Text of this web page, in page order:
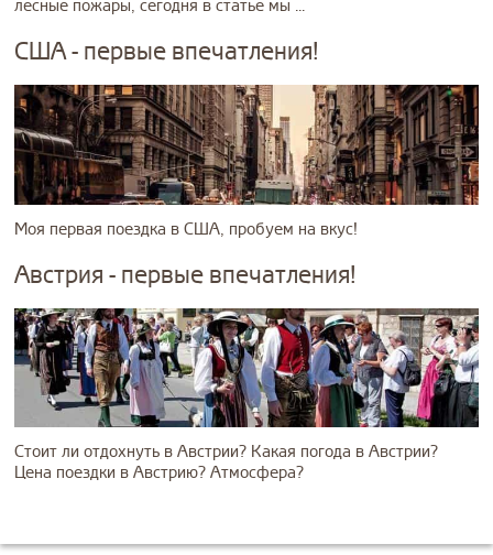
лесные пожары, сегодня в статье мы ...
США - первые впечатления!
Моя первая поездка в США, пробуем на вкус!
Австрия - первые впечатления!
Стоит ли отдохнуть в Австрии? Какая погода в Австрии?
Цена поездки в Австрию? Атмосфера?